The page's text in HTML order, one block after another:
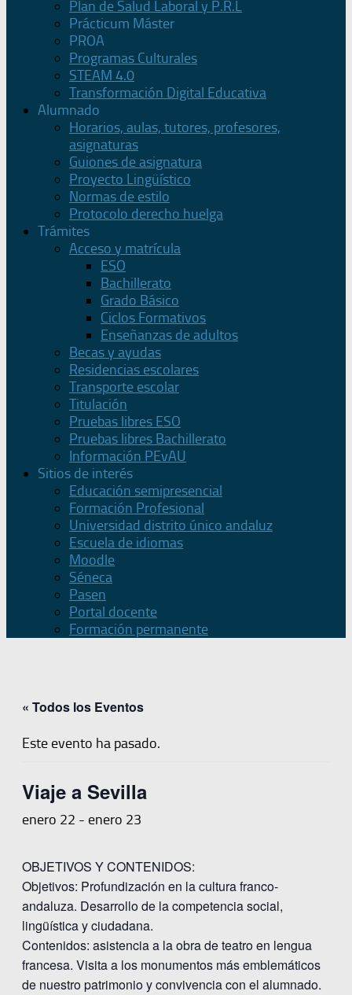
Plan de Salud Laboral y P.R.L
Prácticum Máster
PROA
Programas Culturales
STEAM 4.0
Transformación Digital Educativa
Alumnado
Horarios, aulas, tutores, profesores,
asignaturas
Guiones de asignatura
Proyecto Lingüístico
Normas de estilo
Protocolo derecho huelga
Trámites
Acceso y matrícula
ESO
Bachillerato
Grado Básico
Ciclos Formativos
Enseñanzas de adultos
Becas y ayudas
Residencias escolares
Transporte escolar
Titulación
Pruebas libres ESO
Pruebas libres Bachillerato
Información PEvAU
Sitios de interés
Educación semipresencial
Formación Profesional
Universidad distrito único andaluz
Escuela de idiomas
Moodle
Séneca
Pasen
Portal docente
Formación permanente
« Todos los Eventos
Este evento ha pasado.
Viaje a Sevilla
enero 22 - enero 23
OBJETIVOS Y CONTENIDOS:
Objetivos: Profundización en la cultura franco-
andaluza. Desarrollo de la competencia social,
lingüística y ciudadana.
Contenidos: asistencia a la obra de teatro en lengua
francesa. Visita a los monumentos más emblemáticos
de nuestro patrimonio y convivencia con el alumnado.